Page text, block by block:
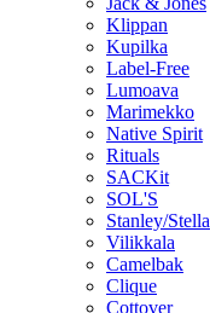
Klippan
Kupilka
Label-Free
Lumoava
Marimekko
Native Spirit
Rituals
SACKit
SOL'S
Stanley/Stella
Vilikkala
Camelbak
Clique
Cottover